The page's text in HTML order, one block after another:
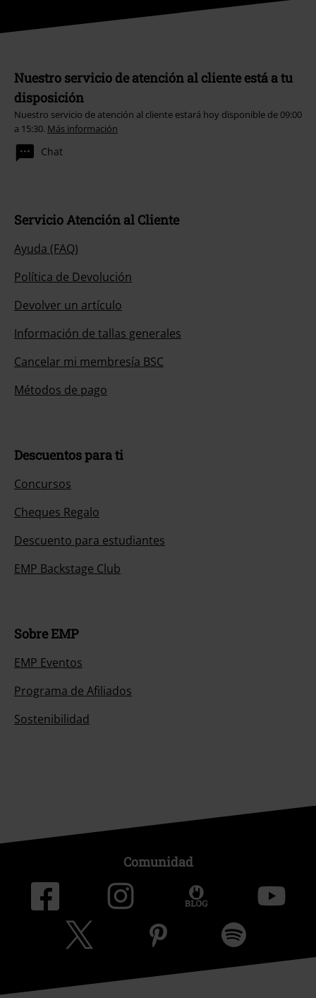
Nuestro servicio de atención al cliente está a tu
disposición
Nuestro servicio de atención al cliente estará hoy disponible de 09:00
a 15:30. Más información
Chat
Servicio Atención al Cliente
Ayuda (FAQ)
Política de Devolución
Devolver un artículo
Información de tallas generales
Cancelar mi membresía BSC
Métodos de pago
Descuentos para ti
Concursos
Cheques Regalo
Descuento para estudiantes
EMP Backstage Club
Sobre EMP
EMP Eventos
Programa de Afiliados
Sostenibilidad
Comunidad